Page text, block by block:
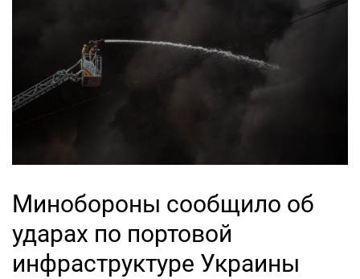
Минобороны сообщило об
ударах по портовой
инфраструктуре Украины